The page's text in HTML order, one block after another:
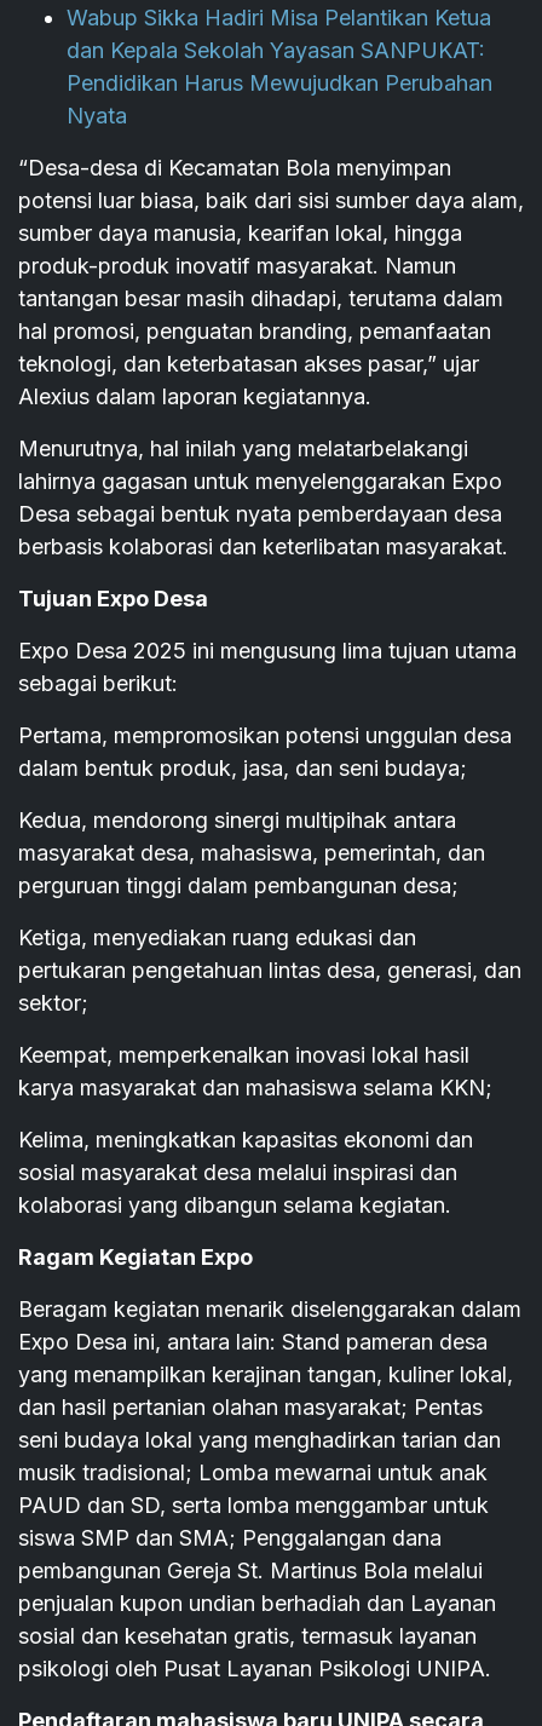
Wabup Sikka Hadiri Misa Pelantikan Ketua
dan Kepala Sekolah Yayasan SANPUKAT:
Pendidikan Harus Mewujudkan Perubahan
Nyata
“Desa-desa di Kecamatan Bola menyimpan
potensi luar biasa, baik dari sisi sumber daya alam,
sumber daya manusia, kearifan lokal, hingga
produk-produk inovatif masyarakat. Namun
tantangan besar masih dihadapi, terutama dalam
hal promosi, penguatan branding, pemanfaatan
teknologi, dan keterbatasan akses pasar,” ujar
Alexius dalam laporan kegiatannya.
Menurutnya, hal inilah yang melatarbelakangi
lahirnya gagasan untuk menyelenggarakan Expo
Desa sebagai bentuk nyata pemberdayaan desa
berbasis kolaborasi dan keterlibatan masyarakat.
Tujuan Expo Desa
Expo Desa 2025 ini mengusung lima tujuan utama
sebagai berikut:
Pertama, mempromosikan potensi unggulan desa
dalam bentuk produk, jasa, dan seni budaya;
Kedua, mendorong sinergi multipihak antara
masyarakat desa, mahasiswa, pemerintah, dan
perguruan tinggi dalam pembangunan desa;
Ketiga, menyediakan ruang edukasi dan
pertukaran pengetahuan lintas desa, generasi, dan
sektor;
Keempat, memperkenalkan inovasi lokal hasil
karya masyarakat dan mahasiswa selama KKN;
Kelima, meningkatkan kapasitas ekonomi dan
sosial masyarakat desa melalui inspirasi dan
kolaborasi yang dibangun selama kegiatan.
Ragam Kegiatan Expo
Beragam kegiatan menarik diselenggarakan dalam
Expo Desa ini, antara lain: Stand pameran desa
yang menampilkan kerajinan tangan, kuliner lokal,
dan hasil pertanian olahan masyarakat; Pentas
seni budaya lokal yang menghadirkan tarian dan
musik tradisional; Lomba mewarnai untuk anak
PAUD dan SD, serta lomba menggambar untuk
siswa SMP dan SMA; Penggalangan dana
pembangunan Gereja St. Martinus Bola melalui
penjualan kupon undian berhadiah dan Layanan
sosial dan kesehatan gratis, termasuk layanan
psikologi oleh Pusat Layanan Psikologi UNIPA.